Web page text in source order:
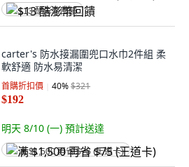
$13 酷澎幣回饋
carter's 防水接漏圍兜口水巾2件組 柔
軟舒適 防水易清潔
首購折扣價 40%$321
$192
明天 8/10 (一) 預計送達
满 $1,500 再省 $75 (王道卡)